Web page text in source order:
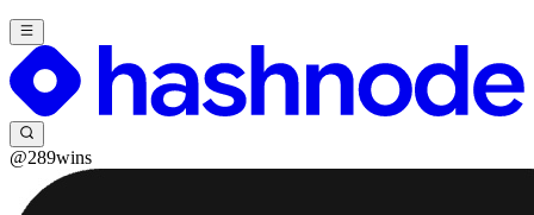
@289wins